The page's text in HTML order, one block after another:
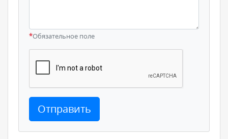
*Обязательное поле
Отправить